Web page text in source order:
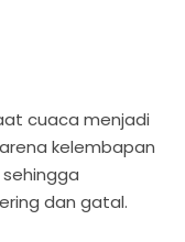
cuaca menjadi
kelembapan
dan gatal.